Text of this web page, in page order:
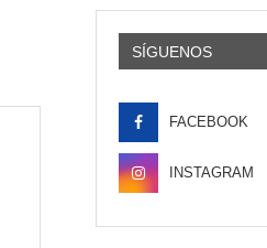
SÍGUENOS
FACEBOOK
INSTAGRAM